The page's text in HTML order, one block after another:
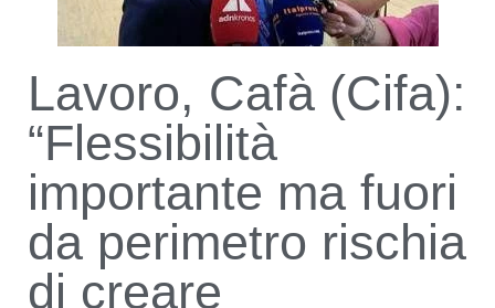
Lavoro, Cafà (Cifa):
“Flessibilità
importante ma fuori
da perimetro rischia
di creare